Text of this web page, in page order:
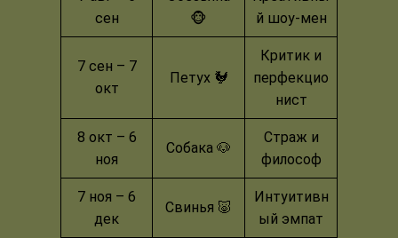
сен
🐵
й шоу-мен
7 сен – 7
окт
Петух 🐓
Критик и
перфекцио
нист
8 окт – 6
ноя
Собака 🐶
Страж и
философ
7 ноя – 6
дек
Свинья 🐷
Интуитивн
ый эмпат